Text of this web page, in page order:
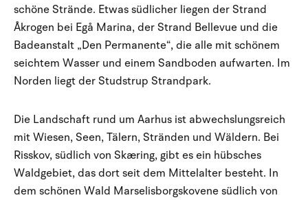
schöne Strände. Etwas südlicher liegen der Strand
Åkrogen bei Egå Marina, der Strand Bellevue und die
Badeanstalt „Den Permanente“, die alle mit schönem
seichtem Wasser und einem Sandboden aufwarten. Im
Norden liegt der Studstrup Strandpark.
Die Landschaft rund um Aarhus ist abwechslungsreich
mit Wiesen, Seen, Tälern, Stränden und Wäldern. Bei
Risskov, südlich von Skæring, gibt es ein hübsches
Waldgebiet, das dort seit dem Mittelalter besteht. In
dem schönen Wald Marselisborgskovene südlich von